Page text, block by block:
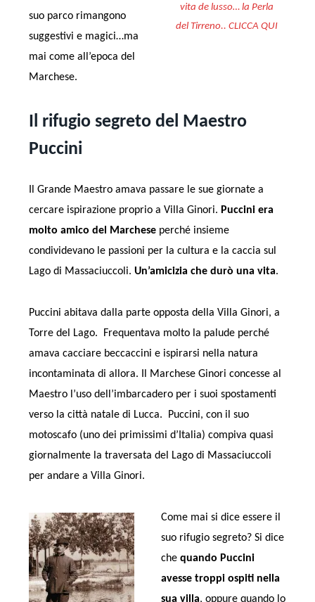
vita de lusso… la Perla
del Tirreno.. CLICCA QUI
suo parco rimangono
suggestivi e magici…ma
mai come all’epoca del
Marchese.
Il rifugio segreto del Maestro
Puccini
Il Grande Maestro amava passare le sue giornate a
cercare ispirazione proprio a Villa Ginori. Puccini era
molto amico del Marcheseperché insieme
condividevano le passioni per la cultura e la caccia sul
Lago di Massaciuccoli. Un’amicizia che durò una vita.
Puccini abitava dalla parte opposta della Villa Ginori, a
Torre del Lago. Frequentava molto la palude perché
amava cacciare beccaccini e ispirarsi nella natura
incontaminata di allora. Il Marchese Ginori concesse al
Maestro l’uso dell’imbarcadero per i suoi spostamenti
verso la città natale di Lucca. Puccini, con il suo
motoscafo (uno dei primissimi d’Italia) compiva quasi
giornalmente la traversata del Lago di Massaciuccoli
per andare a Villa Ginori.
Come mai si dice essere il
suo rifugio segreto? Si dice
chequando Puccini
avesse troppi ospiti nella
sua villa, oppure quando lo